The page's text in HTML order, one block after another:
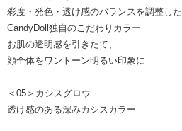
彩度・発色・透け感のバランスを調整した
CandyDoll独自のこだわりカラー
お肌の透明感を引きたて、
顔全体をワントーン明るい印象に
＜05＞カシスグロウ
透け感のある深みカシスカラー